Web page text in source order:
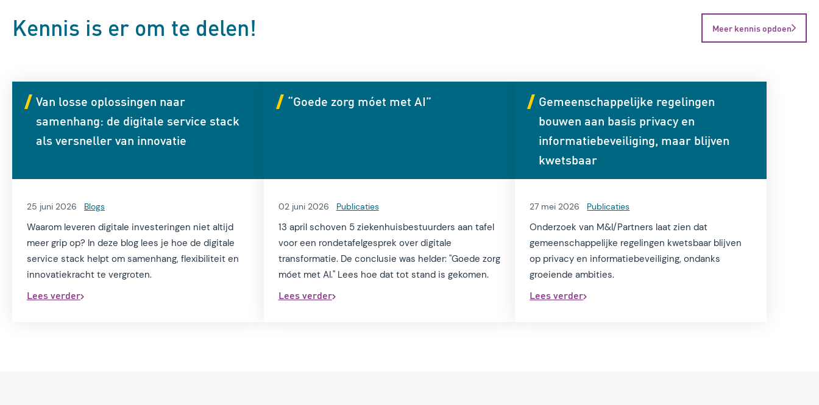
Kennis is er om te delen! Meer kennis opdoen
Van losse oplossingen naar
samenhang: de digitale service stack
als versneller van innovatie
25 juni 2026 Blogs
Waarom leveren digitale investeringen niet altijd
meer grip op? In deze blog lees je hoe de digitale
service stack helpt om samenhang, flexibiliteit en
innovatiekracht te vergroten.
Lees verder
“Goede zorg móet met AI”
02 juni 2026 Publicaties
13 april schoven 5 ziekenhuisbestuurders aan tafel
voor een rondetafelgesprek over digitale
transformatie. De conclusie was helder: ''Goede zorg
móet met AI.'' Lees hoe dat tot stand is gekomen.
Lees verder
Gemeenschappelijke regelingen
bouwen aan basis privacy en
informatiebeveiliging, maar blijven
kwetsbaar
27 mei 2026 Publicaties
Onderzoek van M&I/Partners laat zien dat
gemeenschappelijke regelingen kwetsbaar blijven
op privacy en informatiebeveiliging, ondanks
groeiende ambities.
Lees verder